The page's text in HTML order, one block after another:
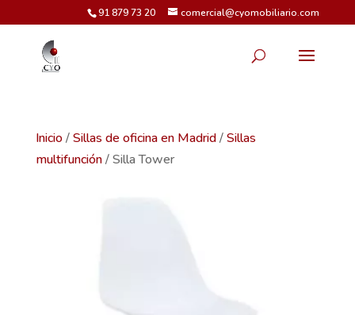
91 879 73 20 comercial@cyomobiliario.com
Inicio/Sillas de oficina en Madrid/Sillas
multifunción/ Silla Tower